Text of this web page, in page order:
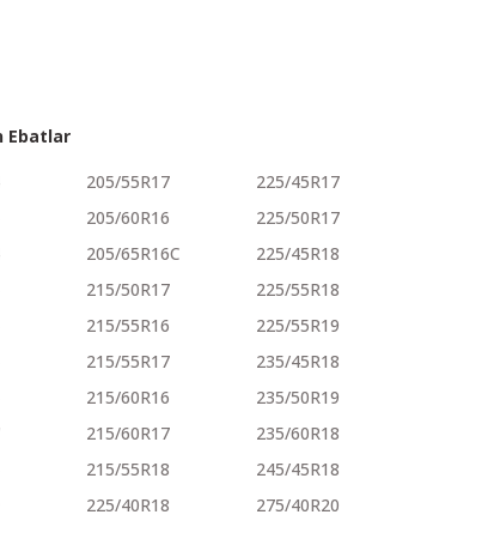
Ebatlar
205/55R17
205/60R16
205/65R16C
215/50R17
215/55R16
215/55R17
215/60R16
215/60R17
215/55R18
225/40R18
225/45R17
225/50R17
225/45R18
225/55R18
225/55R19
235/45R18
235/50R19
235/60R18
245/45R18
275/40R20